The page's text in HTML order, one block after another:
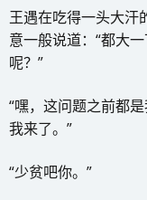
王遇在吃得一头大汗
意一般说道：“都大
呢？”
“嘿，这问题之前都
我来了。”
“少贫吧你。”